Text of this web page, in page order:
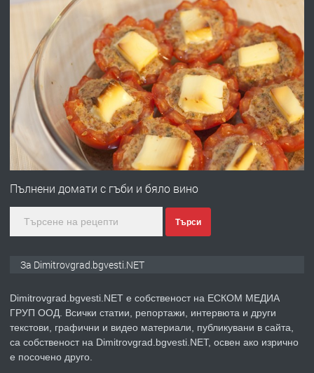
преди 11 месеца
ПРЕДЛАГА
Отпушване на канали тоалетни
вертикални щрангове
преди 11 месеца
ПРЕДЛАГА Онлайн магазин за всички!
преди 2 месеца
ПРЕДЛАГА Къща в Странско
Пълнени домати с гъби и бяло вино
Търси
За Dimitrovgrad.bgvesti.NET
Dimitrovgrad.bgvesti.NET е собственост на ЕСКОМ МЕДИА
ГРУП ООД. Всички статии, репортажи, интервюта и други
текстови, графични и видео материали, публикувани в сайта,
са собственост на Dimitrovgrad.bgvesti.NET, освен ако изрично
е посочено друго.